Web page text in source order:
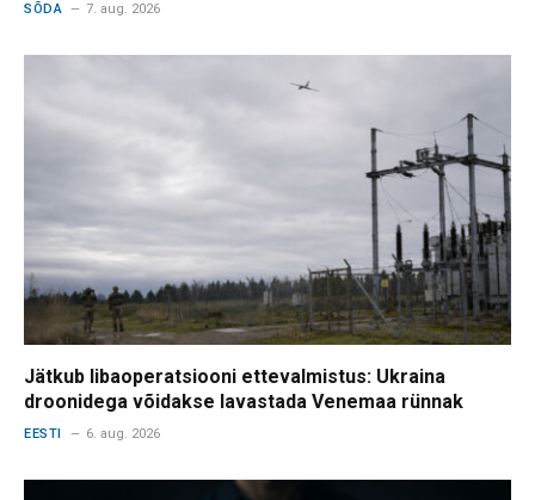
SÕDA 7. aug. 2026
Jätkub libaoperatsiooni ettevalmistus: Ukraina
droonidega võidakse lavastada Venemaa rünnak
EESTI 6. aug. 2026